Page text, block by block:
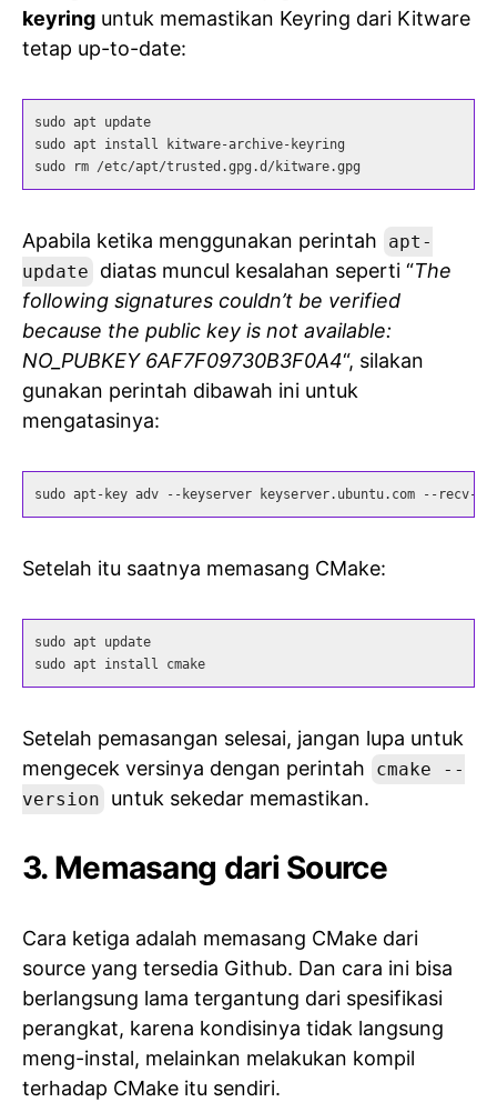
keyring untuk memastikan Keyring dari Kitware
tetap up-to-date:
sudo apt update
sudo apt install kitware-archive-keyring
sudo rm /etc/apt/trusted.gpg.d/kitware.gpg
Apabila ketika menggunakan perintah
apt-
update
diatas muncul kesalahan seperti “The
following signatures couldn’t be verified
because the public key is not available:
NO_PUBKEY 6AF7F09730B3F0A4“, silakan
gunakan perintah dibawah ini untuk
mengatasinya:
sudo apt-key adv --keyserver keyserver.ubuntu.com --recv-keys
Setelah itu saatnya memasang CMake:
sudo apt update
sudo apt install cmake
Setelah pemasangan selesai, jangan lupa untuk
mengecek versinya dengan perintah
cmake --
version
untuk sekedar memastikan.
3. Memasang dari Source
Cara ketiga adalah memasang CMake dari
source yang tersedia Github. Dan cara ini bisa
berlangsung lama tergantung dari spesifikasi
perangkat, karena kondisinya tidak langsung
meng-instal, melainkan melakukan kompil
terhadap CMake itu sendiri.